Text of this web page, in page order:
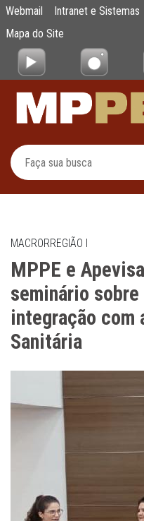
Pular para o Conteúdo principal
MPPE e Apevisa
Webmail Intranet e Sistemas
Mapa do Site
MACRORREGIÃO I
MPPE e
seminário
integração com
Sanitária